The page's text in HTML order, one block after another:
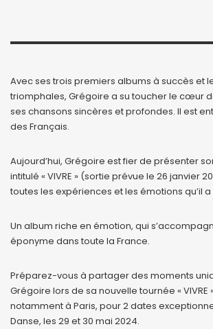
Avec ses trois premiers albums à succès et
triomphales, Grégoire a su toucher le cœur
ses chansons sincères et profondes. Il est
des Français.
Aujourd’hui, Grégoire est fier de présenter
intitulé « VIVRE » (sortie prévue le 26 janvier
toutes les expériences et les émotions qu’il
Un album riche en émotion, qui
éponyme dans toute la France.
Préparez-vous à partager des moments
Grégoire lors de sa nouvelle tournée « VIVRE
notamment à Paris, pour 2 dates
Danse, les 29 et 30 mai 2024.